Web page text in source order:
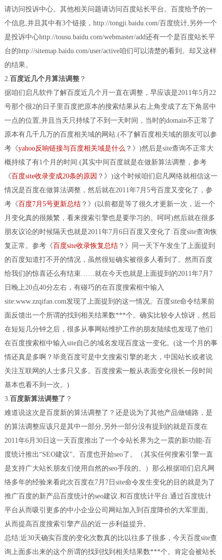
请访问投诉中心。其他相关问题请访问百度站长平台。百度给予的一
个信息,并且其中有3个链接，http://tongji.baidu.com/百度统计,另外一个
是投诉中心http://tousu.baidu.com/webmaster/add还有一个是百度站长平
台的http://sitemap.baidu.com/user/active咱们可以清楚的看到。却又这样
的结果。
2.百度近几个月算法调整？
据咱们启凡软件了解百度近几个月一直在调整，早应该是2011年5月22
号那个很2的日子里百度把原本的搜索结果从右上角变成了左下角居中
一点的位置,并且当天只持续了不到一天时间，当时的domain不正常了
原本有几千几万的百度相关域的网站.(不了解百度相关域的朋友可以参
考《yahoo反响链接与百度相关域是什么 ？》)然后是site查询不正常大
概持续了有1个月的时间.(其实中间百度就是在做新算法调整，参考
《百度site收录变成20条的原因 ？》)这个时候咱们启凡网络就相信这一
情况是百度在做算法调整，然后就在2011年7月5号百度又变化了，参
考《百度7月5号更新总结？》(以前都是等了很久才更新一次，近一个
月变化真的很频繁，看来搜索引擎也是要学习的。呵呵)然后就在很多
朋友议论的时候隔天也就是2011年7月6日百度又变化了:百度site查询恢
复正常。参考《百度site收录恢复总结？》同一天下午发生了上面提到
的百度知道打不开的情况，虽然很短确实被很多人看到了。然而百度
给我们的惊喜还么有结束……就在今天也就是上面提到的2011年7月7
日晚上20点40分左右，有碰巧的在百度搜索框中输入
site:www.zzqifan.com发现了上面提到的这一情况。百度site命令结果前
面反馈出一个所谓的找到相关结果数***个。确实比较令人惊讶，然后
在短短几分钟之后，很多从事网站维护工作的朋友陆续也发现了他们
在百度搜索框中输入site自己的域名发现百度这一变化。(这一个月的事
情还真是多啊？毕竟百度可是中文搜索引擎的老大，中国站长或者说
关注互联网的人士多只又多。百度搜索一般从表面变化很长一段时间
基本也看不到一次。)
3.百度新算法调整了 ？
难道说这次是百度新的算法调整了？还是说为了其他产品做铺路，是
的算法调整应该只是其中一部分,另外一部分没有提到的就是百度在
2011年6月30日这一天百度推出了一个令站长界为之一震的新功能-百
度统计推出“SEO建议”。百度也开始seo了。（其实任何搜索引擎一直
是支持广大站长朋友们使用自然的seo手段的。）那么根据咱们启凡网
络多年的经验来看此次百度在7月7日site命令发生变化的目的就是为了
推广百度的新产品百度统计的seo建议.和百度统计平台.通过百度统计
平台从而吸引更多的中小企业公司网站加入到百度降价的大军里面。
从而提高百度搜索引擎产品的近一步利益提升。
总结:近30天确实百度的变化次数真的比以往多了很多，今天百度site查
询上面多出来的这个所谓的找到找到相关结果数***个。肯定会被站长